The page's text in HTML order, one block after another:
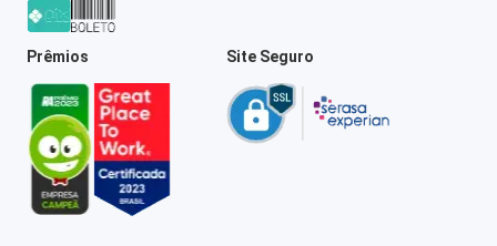
Prêmios Site Seguro